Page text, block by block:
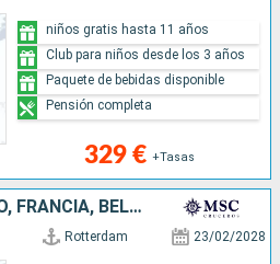
329 € +Tasas
niños gratis hasta 11 años
Club para niños desde los 3 años
Paquete de bebidas disponible
Pensión completa
ALEMANIA, REINO UNIDO, FRANCIA, BÉLGICA, PAISES BAJOS
Rotterdam 23/02/2028